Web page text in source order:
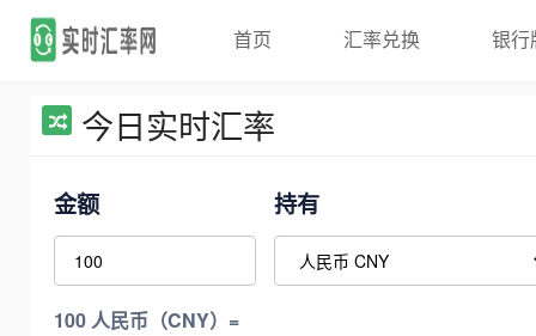
首页 汇率兑换 银行
今日实时汇率
金额 持有
100 人民币（CNY）=